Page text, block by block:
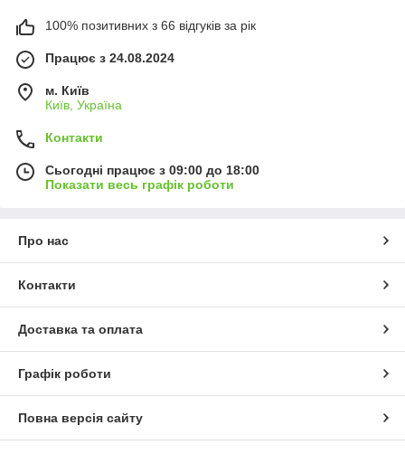
100% позитивних з 66 відгуків за рік
Працює з 24.08.2024
м. Київ
Київ, Україна
Контакти
Сьогодні працює з 09:00 до 18:00
Показати весь графік роботи
Про нас
Контакти
Доставка та оплата
Графік роботи
Повна версія сайту